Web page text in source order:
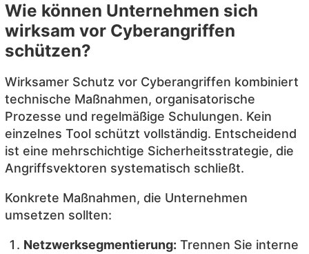
Wie können Unternehmen sich
wirksam vor Cyberangriffen
schützen?
Wirksamer Schutz vor Cyberangriffen kombiniert
technische Maßnahmen, organisatorische
Prozesse und regelmäßige Schulungen. Kein
einzelnes Tool schützt vollständig. Entscheidend
ist eine mehrschichtige Sicherheitsstrategie, die
Angriffsvektoren systematisch schließt.
Konkrete Maßnahmen, die Unternehmen
umsetzen sollten:
Netzwerksegmentierung: Trennen Sie interne